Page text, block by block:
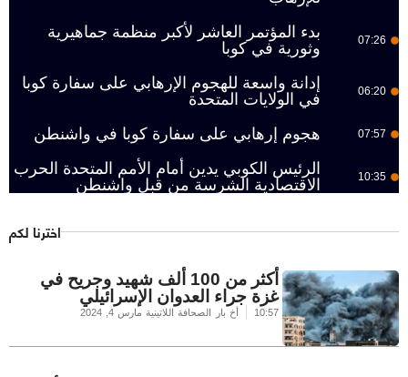
07:26
بدء المؤتمر العاشر لأكبر منظمة جماهيرية
وثورية في كوبا
06:20
إدانة واسعة للهجوم الإرهابي على سفارة كوبا
في الولايات المتحدة
07:57 هجوم إرهابي على سفارة كوبا في واشنطن
10:35
الرئيس الكوبي يدين أمام الأمم المتحدة الحرب
الاقتصادية الشرسة من قبل واشنطن
اخترنا لكم
أكثر من 100 ألف شهيد وجريح في
غزة جراء العدوان الإسرائيلي
10:57 أخ بار الصحافة اللاتينية مارس 4, 2024